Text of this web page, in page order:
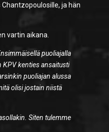
ja hän
vartin aikana.
puoliajalla
KPV kenties ansaitusti
puoliajan alussa
olisi jostain niistä
Siten tulemme